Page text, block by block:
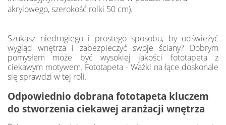
akrylowego, szerokość rolki 50 cm).
Szukasz niedrogiego i prostego sposobu, by odświeżyć
wygląd wnętrza i zabezpieczyć swoje ściany? Dobrym
pomysłem może być wysokiej jakości fototapeta z
ciekawym motywem. Fototapeta - Ważki na łące doskonale
się sprawdzi w tej roli.
Odpowiednio dobrana fototapeta kluczem
do stworzenia ciekawej aranżacji wnętrza